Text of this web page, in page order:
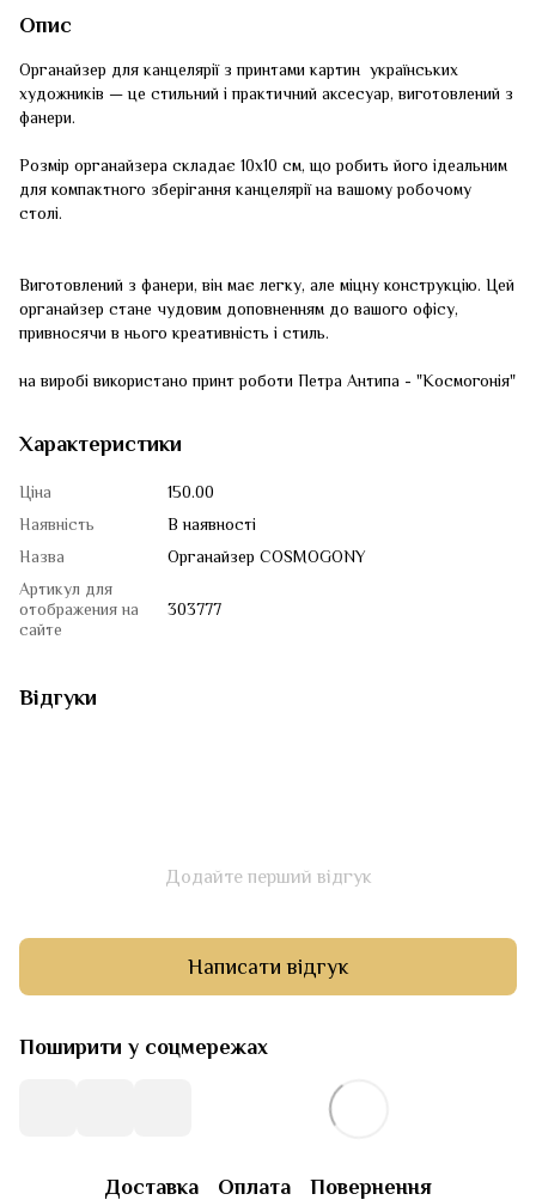
Опис
Органайзер для канцелярії з принтами картин українських
художників — це стильний і практичний аксесуар, виготовлений з
фанери.
Розмір органайзера складає 10x10 см, що робить його ідеальним
для компактного зберігання канцелярії на вашому робочому
столі.
Виготовлений з фанери, він має легку, але міцну конструкцію. Цей
органайзер стане чудовим доповненням до вашого офісу,
привносячи в нього креативність і стиль.
на виробі використано принт роботи Петра Антипа - "Космогонія"
Характеристики
Ціна
150.00
Наявність
В наявності
Назва
Органайзер COSMOGONY
Артикул для
отображения на
сайте
303777
Відгуки
Додайте перший відгук
Написати відгук
Поширити у соцмережах
Доставка Оплата Повернення